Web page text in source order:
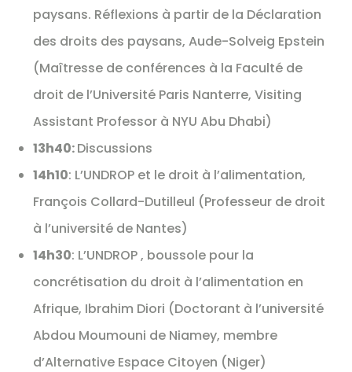
paysans. Réflexions à partir de la Déclaration
des droits des paysans, Aude-Solveig Epstein
(Maîtresse de conférences à la Faculté de
droit de l’Université Paris Nanterre, Visiting
Assistant Professor à NYU Abu Dhabi)
13h40:Discussions
14h10: L’UNDROP et le droit à l’alimentation,
François Collard-Dutilleul (Professeur de droit
à l’université de Nantes)
14h30: L’UNDROP , boussole pour la
concrétisation du droit à l’alimentation en
Afrique, Ibrahim Diori (Doctorant à l’université
Abdou Moumouni de Niamey, membre
d’Alternative Espace Citoyen (Niger)